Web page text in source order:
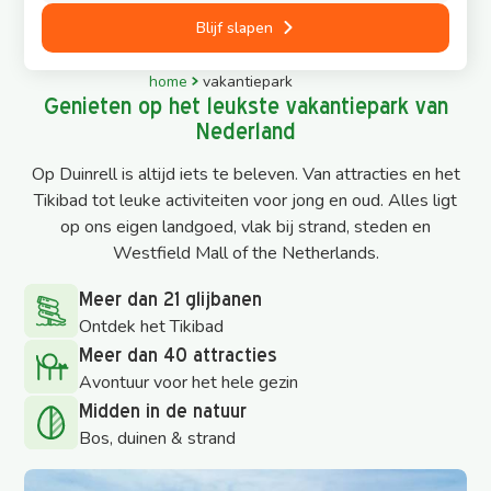
Blijf slapen
home vakantiepark
Genieten op het leukste vakantiepark van
Nederland
Op Duinrell is altijd iets te beleven. Van attracties en het
Tikibad tot leuke activiteiten voor jong en oud. Alles ligt
op ons eigen landgoed, vlak bij strand, steden en
Westfield Mall of the Netherlands.
Meer dan 21 glijbanen
Ontdek het Tikibad
Meer dan 40 attracties
Avontuur voor het hele gezin
Midden in de natuur
Bos, duinen & strand